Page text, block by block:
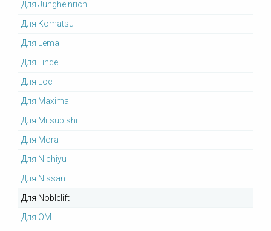
Для Jungheinrich
Для Komatsu
Для Lema
Для Linde
Для Loc
Для Maximal
Для Mitsubishi
Для Mora
Для Nichiyu
Для Nissan
Для Noblelift
Для OM